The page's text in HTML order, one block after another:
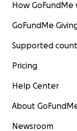
How GoFundMe
GoFundMe
Supported
Pricing
Help Center
About
Newsroom